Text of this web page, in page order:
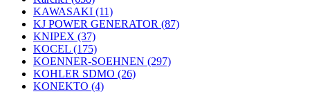
KAWASAKI (11)
KJ POWER GENERATOR (87)
KNIPEX (37)
KOCEL (175)
KOENNER-SOEHNEN (297)
KOHLER SDMO (26)
KONEKTO (4)